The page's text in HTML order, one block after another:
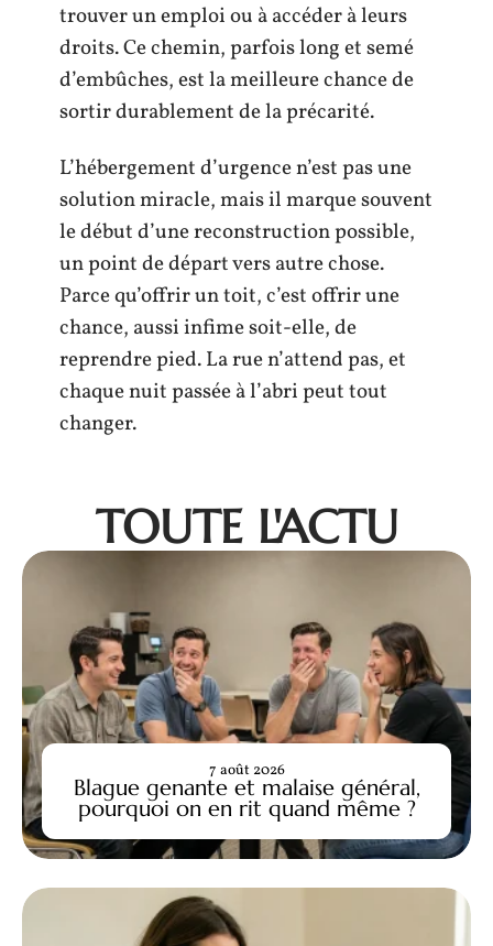
trouver un emploi ou à accéder à leurs
droits. Ce chemin, parfois long et semé
d’embûches, est la meilleure chance de
sortir durablement de la précarité.
L’hébergement d’urgence n’est pas une
solution miracle, mais il marque souvent
le début d’une reconstruction possible,
un point de départ vers autre chose.
Parce qu’offrir un toit, c’est offrir une
chance, aussi infime soit-elle, de
reprendre pied. La rue n’attend pas, et
chaque nuit passée à l’abri peut tout
changer.
TOUTE L'ACTU
Blague genante et malaise général,
pourquoi on en rit quand même ?
7 août 2026